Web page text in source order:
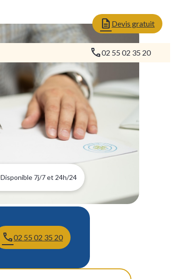
Devis gratuit
02 55 02 35 20
Disponible 7j/7 et 24h/24
02 55 02 35 20